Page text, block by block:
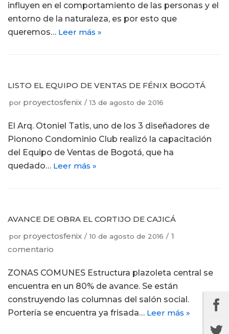
influyen en el comportamiento de las personas y el
entorno de la naturaleza, es por esto que
queremos… Leer más »
LISTO EL EQUIPO DE VENTAS DE FÉNIX BOGOTÁ
por proyectosfenix 13 de agosto de 2016
El Arq. Otoniel Tatis, uno de los 3 diseñadores de
Pionono Condominio Club realizó la capacitación
del Equipo de Ventas de Bogotá, que ha
quedado… Leer más »
AVANCE DE OBRA EL CORTIJO DE CAJICÁ
por proyectosfenix 10 de agosto de 2016
1
comentario
ZONAS COMUNES Estructura plazoleta central se
encuentra en un 80% de avance. Se están
construyendo las columnas del salón social.
Portería se encuentra ya frisada… Leer más »